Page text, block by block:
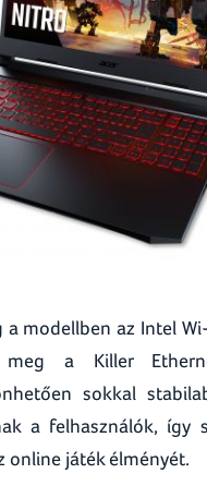
modellben az Intel
meg a Killer
sokkal
a felhasználók, így
online játék élményét.